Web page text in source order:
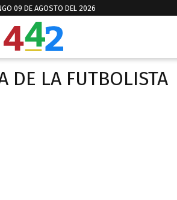
09 DE AGOSTO DEL 2026
DE LA FUTBOLISTA